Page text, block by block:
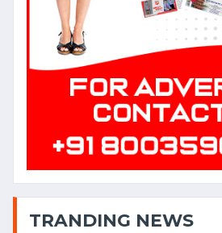
TRANDING NEWS
बजट २०२५-२६:
सेक्टर को मिल
सौगात
Date: 2025-
Category:
STRATEGIC